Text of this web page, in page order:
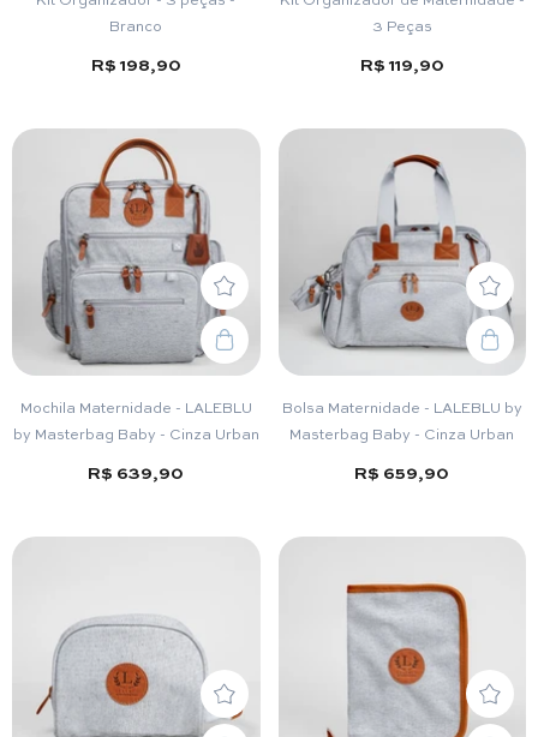
Branco
R$ 198,90
3 Peças
R$ 119,90
Mochila Maternidade - LALEBLU
by Masterbag Baby - Cinza Urban
R$ 639,90
Bolsa Maternidade - LALEBLU by
Masterbag Baby - Cinza Urban
R$ 659,90